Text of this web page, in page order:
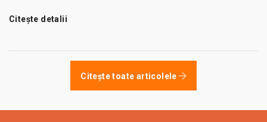
Citește detalii
Citește toate articolele